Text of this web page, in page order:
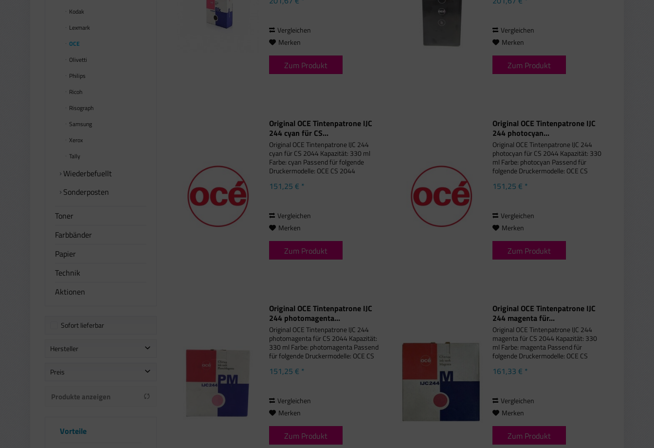
Kodak
Lexmark
OCE
Olivetti
Philips
Ricoh
Risograph
Samsung
Xerox
Tally
Wiederbefuellt
Sonderposten
Toner
Farbbänder
Papier
Technik
Aktionen
Sofort lieferbar
Hersteller
OCE
Preis
Produkte anzeigen
Vorteile
Vergleichen
Merken
Zum Produkt
Vergleichen
Merken
Zum Produkt
Original OCE Tintenpatrone IJC
244 cyan für CS...
Original OCE Tintenpatrone IJC 244
cyan für CS 2044 Kapazität: 330 ml
Farbe: cyan Passend für folgende
Druckermodelle: OCE CS 2044
151,25 € *
Vergleichen
Merken
Zum Produkt
Original OCE Tintenpatrone IJC
244 photocyan...
Original OCE Tintenpatrone IJC 244
photocyan für CS 2044 Kapazität: 330
ml Farbe: photocyan Passend für
folgende Druckermodelle: OCE CS
151,25 € *
Vergleichen
Merken
Zum Produkt
Original OCE Tintenpatrone IJC
244 photomagenta...
Original OCE Tintenpatrone IJC 244
photomagenta für CS 2044 Kapazität:
330 ml Farbe: photomagenta Passend
für folgende Druckermodelle: OCE CS
151,25 € *
Vergleichen
Merken
Zum Produkt
Original OCE Tintenpatrone IJC
244 magenta für...
Original OCE Tintenpatrone IJC 244
magenta für CS 2044 Kapazität: 330
ml Farbe: magenta Passend für
folgende Druckermodelle: OCE CS
161,33 € *
Vergleichen
Merken
Zum Produkt